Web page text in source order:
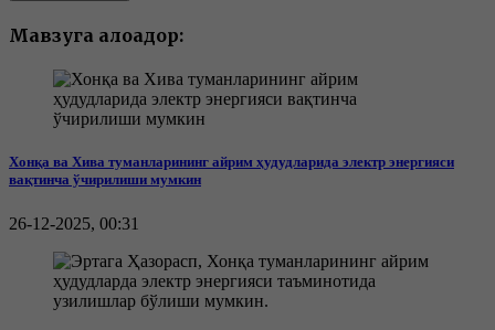
Мавзуга алоқадор:
Хонқа ва Хива туманларининг айрим ҳудудларида электр энергияси
вақтинча ўчирилиши мумкин
26-12-2025, 00:31